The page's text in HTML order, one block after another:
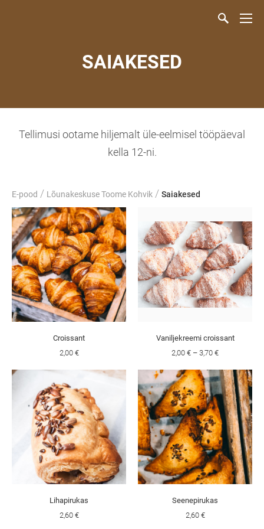
SAIAKESED
Tellimusi ootame hiljemalt üle-eelmisel tööpäeval
kella 12-ni.
E-pood / Lõunakeskuse Toome Kohvik / Saiakesed
Croissant
2,00 €
Vaniljekreemi croissant
2,00 € – 3,70 €
Lihapirukas
2,60 €
Seenepirukas
2,60 €